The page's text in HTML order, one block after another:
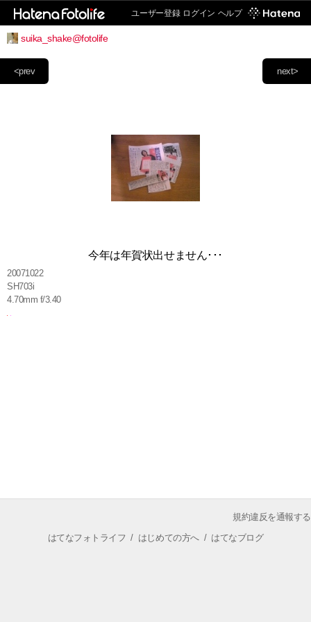
ユーザー登録 ログイン ヘルプ
suika_shake@fotolife
next>
<prev
今年は年賀状出せません･･･
20071022
SH703i
4.70mm f/3.40
規約違反を通報する
はてなフォトライフ / はじめての方へ/ はてなブログ